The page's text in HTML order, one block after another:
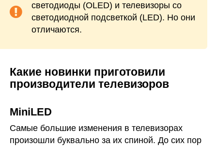
светодиоды (OLED) и телевизоры со
светодиодной подсветкой (LED). Но они
отличаются.
Какие новинки приготовили
производители телевизоров
MiniLED
Самые большие изменения в телевизорах
произошли буквально за их спиной. До сих пор